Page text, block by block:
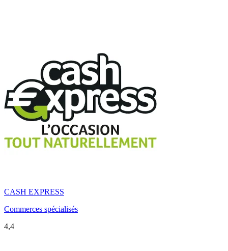
CASH EXPRESS
Commerces spécialisés
4,4